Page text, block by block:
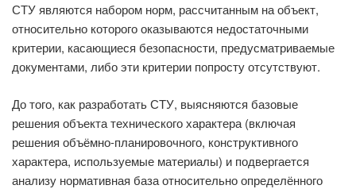
СТУ являются набором норм, рассчитанным на объект,
относительно которого оказываются недостаточными
критерии, касающиеся безопасности, предусматриваемые
документами, либо эти критерии попросту отсутствуют.
До того, как разработать СТУ, выясняются базовые
решения объекта технического характера (включая
решения объёмно-планировочного, конструктивного
характера, используемые материалы) и подвергается
анализу нормативная база относительно определённого